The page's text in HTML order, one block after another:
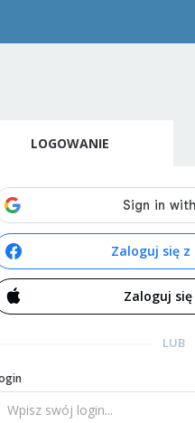
LOGOWANIE
Zaloguj się z
Zaloguj
LUB